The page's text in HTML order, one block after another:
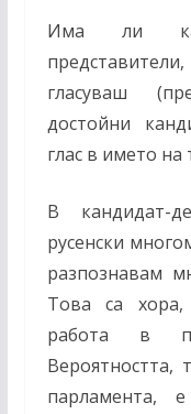
Има ли
гласуваш
достойни
глас в името
В кандидат-
русенски
разпознавам
Това са
работа в
Вероятността,
парламента,